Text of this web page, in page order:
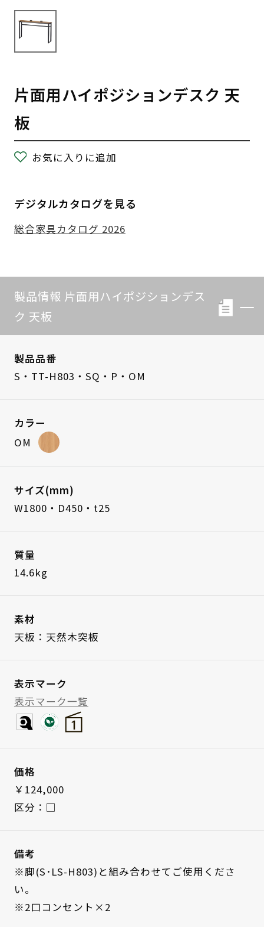
片面用ハイポジションデスク 天
板
お気に入りに追加
デジタルカタログを見る
総合家具カタログ 2026
製品情報 片面用ハイポジションデス
ク 天板
製品品番
S・TT-H803・SQ・P・OM
カラー
OM
サイズ(mm)
W1800・D450・t25
質量
14.6kg
素材
天板：天然木突板
表示マーク
表示マーク一覧
価格
￥124,000
区分：□
備考
※脚(S･LS-H803)と組み合わせてご使用くださ
い。
※2口コンセント×2